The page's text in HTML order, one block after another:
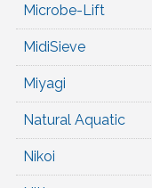
Microbe-Lift
MidiSieve
Miyagi
Natural Aquatic
Nikoi